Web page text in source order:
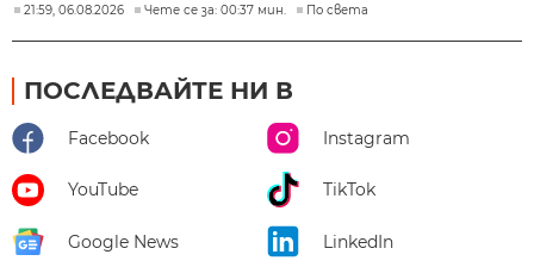
21:59, 06.08.2026 Чете се за: 00:37 мин. По света
ПОСЛЕДВАЙТЕ НИ В
Facebook Instagram
YouTube TikTok
Google News LinkedIn